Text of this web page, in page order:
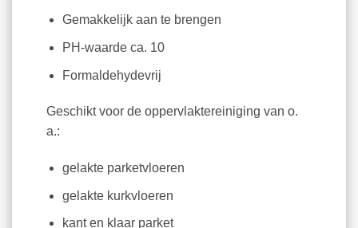
Gemakkelijk aan te brengen
PH-waarde ca. 10
Formaldehydevrij
Geschikt voor de oppervlaktereiniging van o.
a.:
gelakte parketvloeren
gelakte kurkvloeren
kant en klaar parket